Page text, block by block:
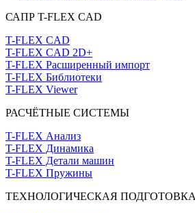
САПР T-FLEX CAD
T-FLEX CAD
T-FLEX CAD 2D+
T-FLEX Расширенный импорт
T-FLEX Библиотеки
T-FLEX Viewer
РАСЧЁТНЫЕ СИСТЕМЫ
T-FLEX Анализ
T-FLEX Динамика
T-FLEX Детали машин
T-FLEX Пружины
ТЕХНОЛОГИЧЕСКАЯ ПОДГОТОВКА